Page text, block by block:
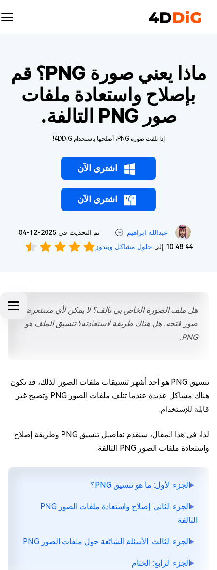
ماذا يعني صورة PNG؟ قم
بإصلاح واستعادة ملفات
صور PNG التالفة.
إذا تلفت صورة PNG، أصلحها باستخدام 4DDiG!
اشتري الآن
اشتري الآن
عبدالله ابراهيم‎
تم التحديث في 2025-12-04
10:48:44 إلى
حلول مشاكل ويندوز
هل ملف الصورة الخاص بي تالف؟ لا يمكن لأي مستعرض
صور فتحه. هل هناك طريقة لاستعادته؟ تنسيق الملف هو
PNG.
تنسيق PNG هو أحد أشهر تنسيقات ملفات الصور. لذلك، قد تكون
هناك مشاكل عديدة عندما تتلف ملفات الصور PNG وتصبح غير
قابلة للإستخدام.
لذا، في هذا المقال، سنقدم تفاصيل تنسيق PNG وطريقة إصلاح
واستعادة ملفات الصور PNG التالفة.
الجزء الأول: ما هو تنسيق PNG؟
الجزء الثاني: إصلاح واستعادة ملفات الصور PNG
التالفة
الجزء الثالث: الأسئلة الشائعة حول ملفات الصور PNG
الجزء الرابع: الختام